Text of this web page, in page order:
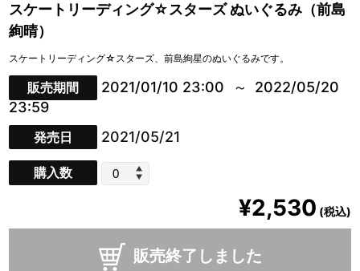
スケートリーディング☆スターズ ぬいぐるみ（前島
絢晴）
スケートリーディング☆スターズ、前島絢星のぬいぐるみです。
販売期間 2021/01/10 23:00
2022/05/20
23:59
発売日 2021/05/21
購入数
¥2,530 (税込)
販売終了しました